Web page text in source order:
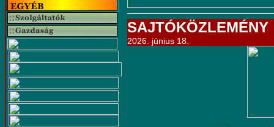
SAJTÓKÖZLEMÉNY
2026. június 18.